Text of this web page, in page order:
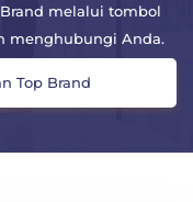
melalui tombol
menghubungi Anda.
Top Brand